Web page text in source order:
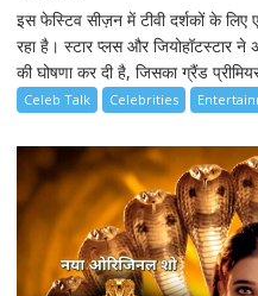
इस फेस्टिव सीज़न में टीवी दर्शकों के
रहा है। स्टार प्लस और जियोहॉटस्टार ने
की घोषणा कर दी है, जिसका ग्रैंड
Celeb Talk Celebrities